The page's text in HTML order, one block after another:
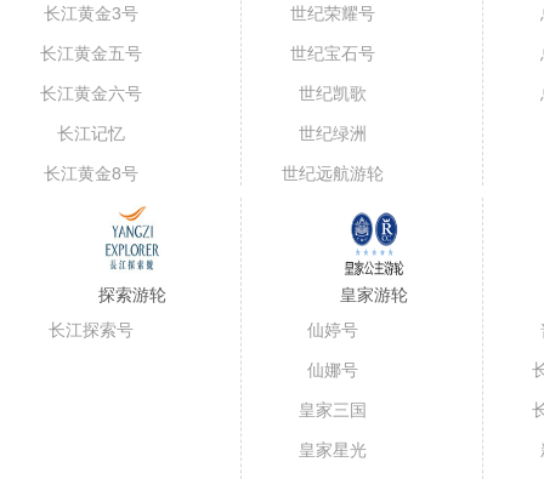
长江黄金3号
长江黄金五号
长江黄金六号
长江记忆
长江黄金8号
世纪荣耀号
世纪宝石号
世纪凯歌
世纪绿洲
世纪远航游轮
探索游轮
长江探索号
皇家游轮
仙婷号
仙娜号
皇家三国
皇家星光